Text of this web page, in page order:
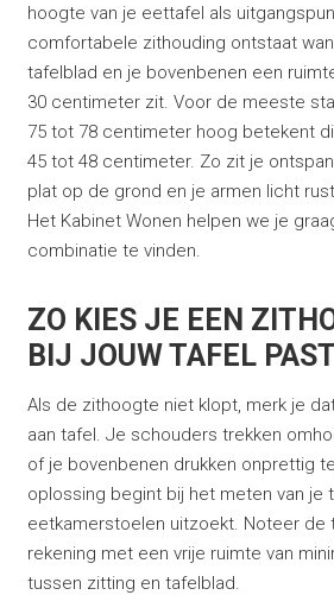
hoogte van je eettafel als
comfortabele zithouding ontstaat
tafelblad en je bovenbenen een
30 centimeter zit. Voor de meeste
75 tot 78 centimeter hoog betekent
45 tot 48 centimeter. Zo zit je
plat op de grond en je armen licht
Het Kabinet Wonen helpen we je
combinatie te vinden.
ZO KIES JE EEN
BIJ JOUW TAFEL PAST
Als de zithoogte niet klopt, merk je
aan tafel. Je schouders trekken
of je bovenbenen drukken onprettig
oplossing begint bij het meten van je
eetkamerstoelen uitzoekt. Noteer de
rekening met een vrije ruimte van
tussen zitting en tafelblad.